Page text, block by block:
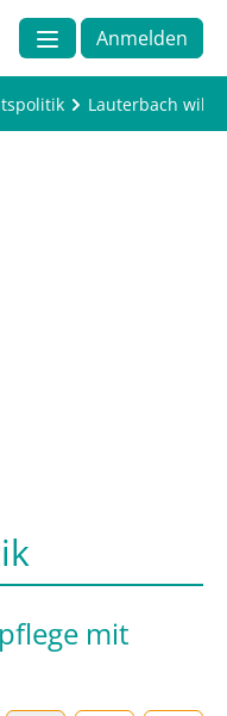
Anmelden
Lauterbach will
mit